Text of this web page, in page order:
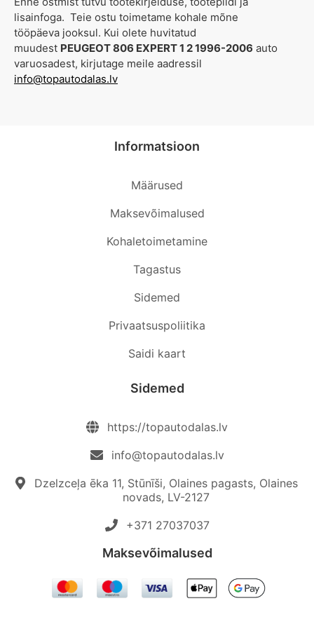
lisainfoga. Teie ostu toimetame kohale mõne
tööpäeva jooksul. Kui olete huvitatud
muudest PEUGEOT 806 EXPERT 1 2 1996-2006 auto
varuosadest, kirjutage meile aadressil
info@topautodalas.lv
Informatsioon
Määrused
Maksevõimalused
Kohaletoimetamine
Tagastus
Sidemed
Privaatsuspoliitika
Saidi kaart
Sidemed
https://topautodalas.lv
info@topautodalas.lv
Dzelzceļa ēka 11, Stūnīši, Olaines pagasts, Olaines
novads, LV-2127
+371 27037037‬
Maksevõimalused